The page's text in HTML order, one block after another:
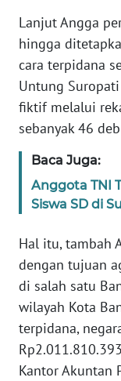
Lanjut Angga
hingga
cara terpidana
Untung
fiktif melalui
sebanyak 46
Baca Juga:
Anggota TNI
Siswa SD di
Hal itu, tambah
dengan tujuan
di salah satu
wilayah Kota
terpidana,
Kantor Akuntan
RIAU
WN
SERAMBI
JAMBI
SULTRA
NTB
WN
SULTENG
WN
SULBAR